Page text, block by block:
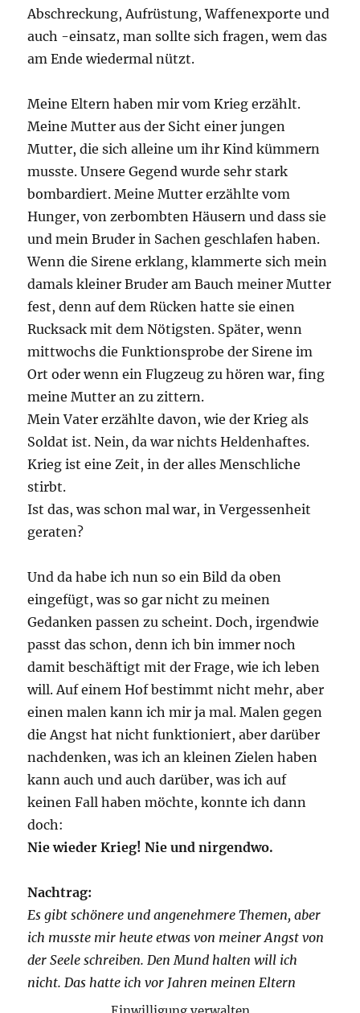
Abschreckung, Aufrüstung, Waffenexporte und
auch -einsatz, man sollte sich fragen, wem das
am Ende wiedermal nützt.
Meine Eltern haben mir vom Krieg erzählt.
Meine Mutter aus der Sicht einer jungen
Mutter, die sich alleine um ihr Kind kümmern
musste. Unsere Gegend wurde sehr stark
bombardiert. Meine Mutter erzählte vom
Hunger, von zerbombten Häusern und dass sie
und mein Bruder in Sachen geschlafen haben.
Wenn die Sirene erklang, klammerte sich mein
damals kleiner Bruder am Bauch meiner Mutter
fest, denn auf dem Rücken hatte sie einen
Rucksack mit dem Nötigsten. Später, wenn
mittwochs die Funktionsprobe der Sirene im
Ort oder wenn ein Flugzeug zu hören war, fing
meine Mutter an zu zittern.
Mein Vater erzählte davon, wie der Krieg als
Soldat ist. Nein, da war nichts Heldenhaftes.
Krieg ist eine Zeit, in der alles Menschliche
stirbt.
Ist das, was schon mal war, in Vergessenheit
geraten?
Und da habe ich nun so ein Bild da oben
eingefügt, was so gar nicht zu meinen
Gedanken passen zu scheint. Doch, irgendwie
passt das schon, denn ich bin immer noch
damit beschäftigt mit der Frage, wie ich leben
will. Auf einem Hof bestimmt nicht mehr, aber
einen malen kann ich mir ja mal. Malen gegen
die Angst hat nicht funktioniert, aber darüber
nachdenken, was ich an kleinen Zielen haben
kann auch und auch darüber, was ich auf
keinen Fall haben möchte, konnte ich dann
doch:
Nie wieder Krieg! Nie und nirgendwo.
Nachtrag:
Es gibt schönere und angenehmere Themen, aber
ich musste mir heute etwas von meiner Angst von
der Seele schreiben. Den Mund halten will ich
nicht. Das hatte ich vor Jahren meinen Eltern